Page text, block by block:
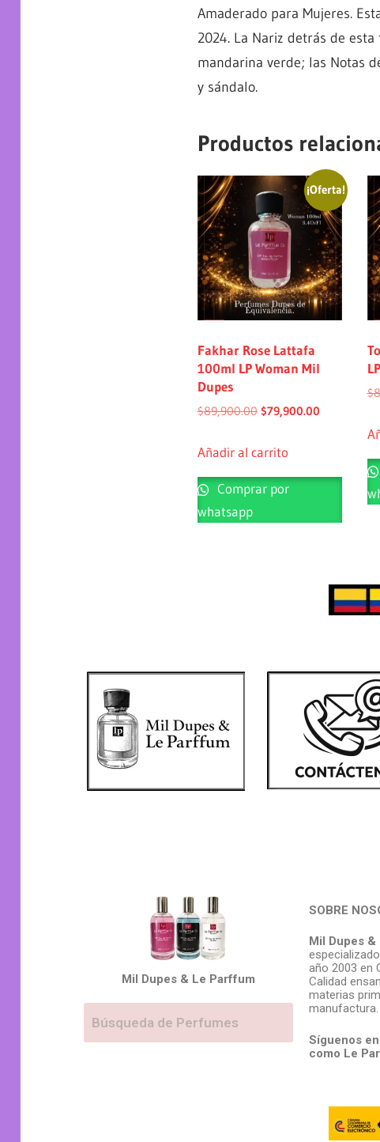
Amaderado para Mujeres.
2024. La Nariz detrás de
mandarina verde; las Notas
y sándalo.
Productos
¡Oferta!
Fakhar Rose Lattafa
100ml LP Woman Mil
Dupes
$89,900.00 $79,900.00
Añadir al carrito
Comprar por
whatsapp
$
Mil Dupes & Le Parffum
SOBRE
Mil Dupes
año 2003 en
Calidad
materias
manufactura.
Síguenos
como Le